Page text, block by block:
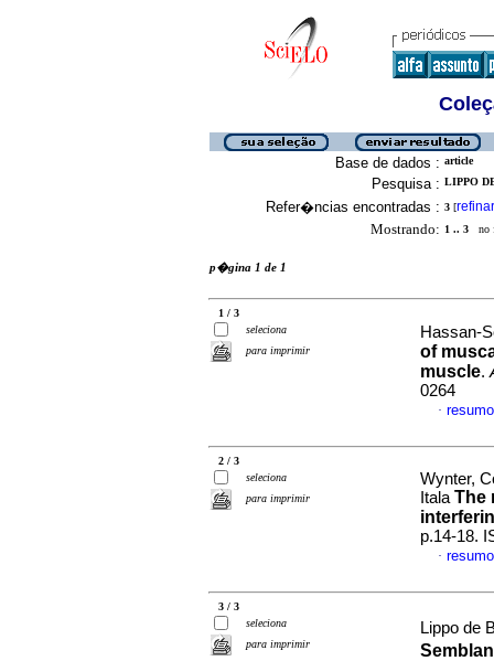
Base de dados : article
Pesquisa : LIPPO
Refer�ncias encontradas : 3 [refinar
Mostrando: 1 .. 3 no
p�gina 1 de 1
1 / 3
seleciona
para imprimir
Hassan-
of
muscle.
0264
·
2 / 3
seleciona
para imprimir
Wynter,
Itala The
p.14-18.
·
3 / 3
seleciona
para imprimir
Lippo de